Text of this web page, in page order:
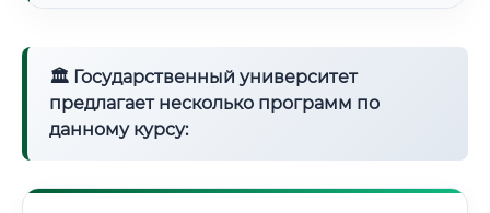
🏛 Государственный университет
предлагает несколько программ по
данному курсу: